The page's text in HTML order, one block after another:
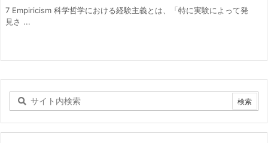
7 Empiricism 科学哲学における経験主義とは、「特に実験によって発
見さ ...